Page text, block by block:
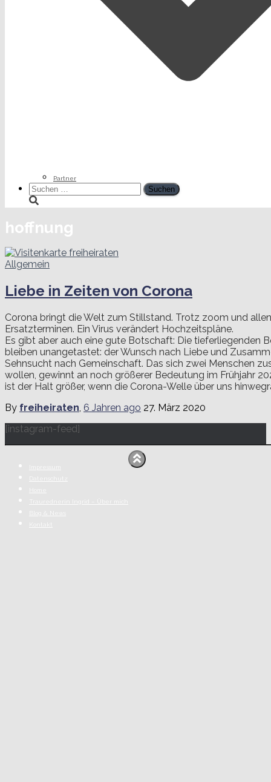
Partner
Suchen
nach:
hoffnung
Allgemein
Liebe in Zeiten von Corona
Corona bringt die Welt zum Stillstand. Trotz zoom und
Ersatzterminen. Ein Virus verändert Hochzeitspläne.
Es gibt aber auch eine gute Botschaft: Die tieferliegenden
bleiben unangetastet: der Wunsch nach Liebe und
Sehnsucht nach Gemeinschaft. Das sich zwei Menschen
wollen, gewinnt an noch größerer Bedeutung im Frühjahr
ist der Halt größer, wenn die Corona-Welle über uns
By freiheiraten, 6 Jahren ago 27. März 2020
[instagram-feed]
Impressum
Home
Traurednerin Ingrid – Über mich
Blog & News